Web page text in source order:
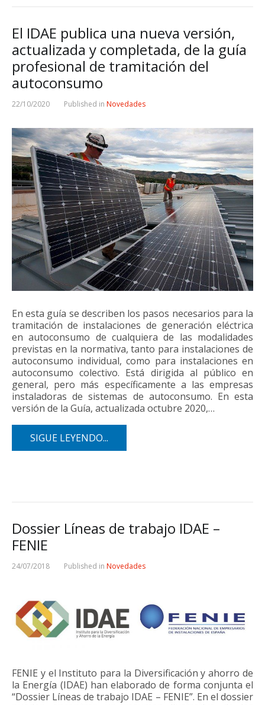
El IDAE publica una nueva versión,
actualizada y completada, de la guía
profesional de tramitación del
autoconsumo
22/10/2020 Published in Novedades
En esta guía se describen los pasos necesarios para la
tramitación de instalaciones de generación eléctrica
en autoconsumo de cualquiera de las modalidades
previstas en la normativa, tanto para instalaciones de
autoconsumo individual, como para instalaciones en
autoconsumo colectivo. Está dirigida al público en
general, pero más específicamente a las empresas
instaladoras de sistemas de autoconsumo. En esta
versión de la Guía, actualizada octubre 2020,…
SIGUE LEYENDO...
Dossier Líneas de trabajo IDAE –
FENIE
24/07/2018 Published in Novedades
FENIE y el Instituto para la Diversificación y ahorro de
la Energía (IDAE) han elaborado de forma conjunta el
“Dossier Líneas de trabajo IDAE – FENIE”. En el dossier